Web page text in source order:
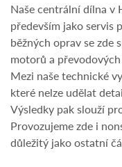
Naše centrální dílna v
především jako servis
běžných oprav se zde
motorů a
Mezi naše technické
které nelze udělat
Výsledky pak slouží
Provozujeme zde i
důležitý jako ostatní